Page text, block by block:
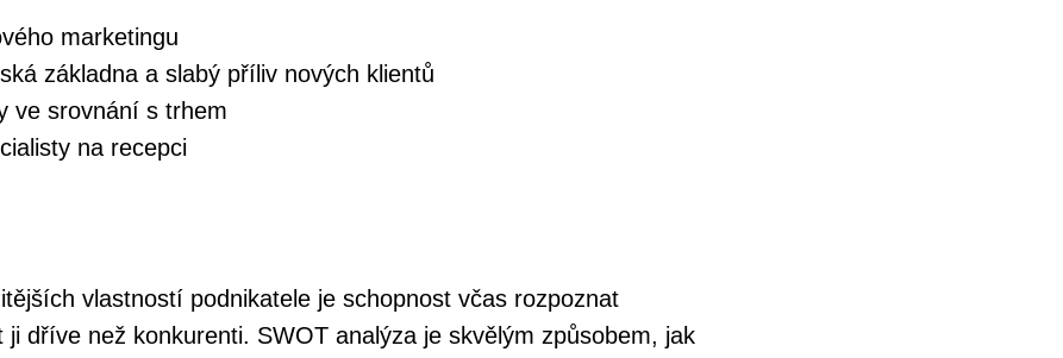
marketingu
základna a slabý příliv nových klientů
ve srovnání s trhem
na recepci
vlastností podnikatele je schopnost včas rozpoznat
dříve než konkurenti. SWOT analýza je skvělým způsobem, jak